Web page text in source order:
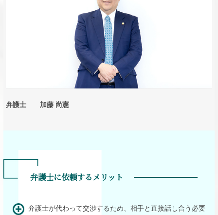
弁護士 加藤 尚憲
弁護士に依頼するメリット
弁護士が代わって交渉するため、相手と直接話し合う必要